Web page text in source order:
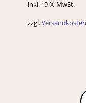
inkl. 19 % MwSt.
zzgl.Versandkosten